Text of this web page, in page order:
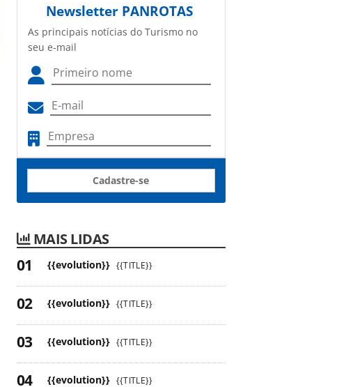
Newsletter PANROTAS
As principais notícias do Turismo no
seu e-mail
Cadastre-se
MAIS LIDAS
{{evolution}} {{TITLE}}
{{evolution}} {{TITLE}}
{{evolution}} {{TITLE}}
{{evolution}} {{TITLE}}